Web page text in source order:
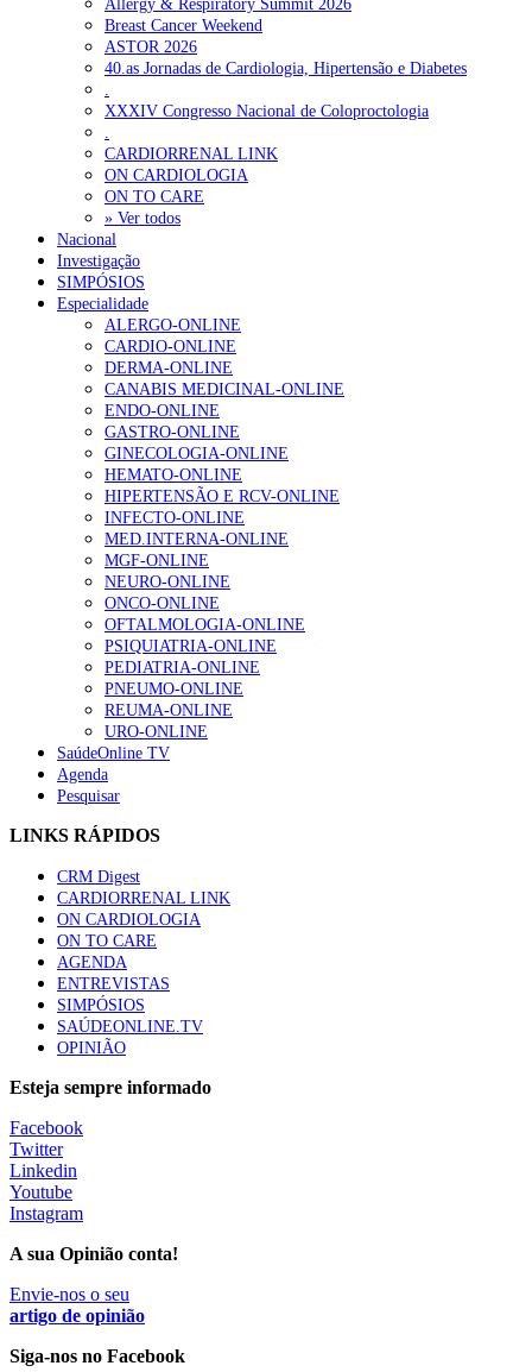
Allergy & Respiratory Summit 2026
Breast Cancer Weekend
ASTOR 2026
40.as Jornadas de Cardiologia, Hipertensão e Diabetes
XXXIV Congresso Nacional de Coloproctologia
CARDIORRENAL LINK
ON CARDIOLOGIA
ON TO CARE
» Ver todos
Nacional
Investigação
SIMPÓSIOS
Especialidade
ALERGO-ONLINE
CARDIO-ONLINE
DERMA-ONLINE
CANABIS MEDICINAL-ONLINE
ENDO-ONLINE
GASTRO-ONLINE
GINECOLOGIA-ONLINE
HEMATO-ONLINE
HIPERTENSÃO E RCV-ONLINE
INFECTO-ONLINE
MED.INTERNA-ONLINE
MGF-ONLINE
NEURO-ONLINE
ONCO-ONLINE
OFTALMOLOGIA-ONLINE
PSIQUIATRIA-ONLINE
PEDIATRIA-ONLINE
PNEUMO-ONLINE
REUMA-ONLINE
URO-ONLINE
SaúdeOnline TV
Agenda
Pesquisar
LINKS RÁPIDOS
CRM Digest
CARDIORRENAL LINK
ON CARDIOLOGIA
ON TO CARE
AGENDA
ENTREVISTAS
SIMPÓSIOS
SAÚDEONLINE.TV
OPINIÃO
Esteja sempre informado
Facebook
Twitter
Linkedin
Youtube
Instagram
A sua Opinião conta!
Envie-nos o seu
artigo de opinião
Siga-nos no Facebook